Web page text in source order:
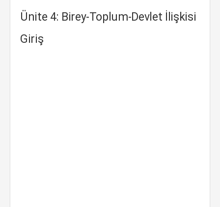
Ünite 4: Birey-Toplum-Devlet İlişkisi
Giriş